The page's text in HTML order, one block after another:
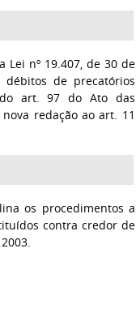
Lei nº 19.407, de 30 de
de precatórios
do art. 97 do Ato das
redação ao art. 11
os procedimentos a
contra credor de